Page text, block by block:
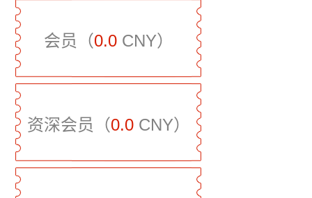
会员（0.0CNY）
资深会员（0.0CNY）